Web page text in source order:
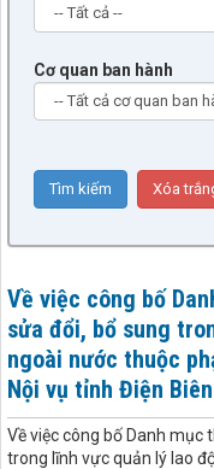
Cơ quan ban hành
Về việc công bố
sửa đổi, bổ sung
ngoài nước thuộc
Nội vụ tỉnh Điện Biên
Về việc công bố Danh mục
trong lĩnh vực quản lý lao